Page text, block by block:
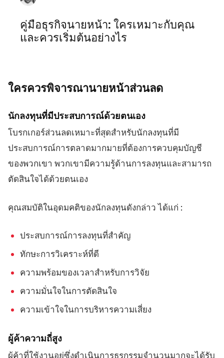
คู่มือธุรกิจนายหน้า: ใครเหมาะกับคุณ
และควรเริ่มต้นอย่างไร
ใครควรพิจารณานายหน้าส่วนลด
นักลงทุนที่มีประสบการณ์ด้วยตนเอง
โบรกเกอร์ส่วนลดเหมาะที่สุดสำหรับนักลงทุนที่มี
ประสบการณ์การตลาดมากมายที่ต้องการควบคุมบัญชี
ของพวกเขา พวกเขามีความรู้ด้านการลงทุนและสามารถ
ตัดสินใจได้ด้วยตนเอง
คุณสมบัติในอุดมคติของนักลงทุนดังกล่าว ได้แก่ :
ประสบการณ์การลงทุนที่สำคัญ
ทักษะการวิเคราะห์ที่ดี
ความพร้อมของเวลาสำหรับการวิจัย
ความมั่นใจในการตัดสินใจ
ความเข้าใจในการบริหารความเสี่ยง
ผู้ค้าความถี่สูง
ผู้ค้าที่ใช้งานอยู่ซึ่งดำเนินการธุรกรรมจำนวนมากจะได้รับ